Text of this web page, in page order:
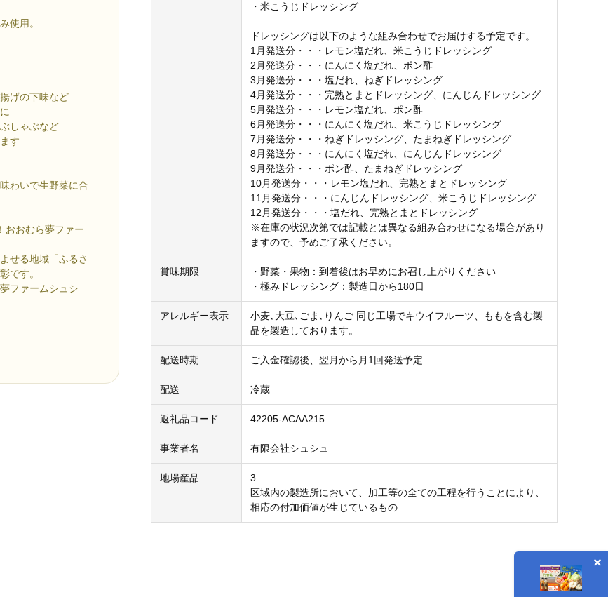
使用。
げの下味など
しゃぶなど
す
わいで生野菜に合
おおむら夢ファー
せる地域「ふるさ
です。
ファームシュシ
・米こうじドレッシング
ドレッシングは以下のような組み合わせでお届けする予定です。
1月発送分・・・レモン塩だれ、米こうじドレッシング
2月発送分・・・にんにく塩だれ、ポン酢
3月発送分・・・塩だれ、ねぎドレッシング
4月発送分・・・完熟とまとドレッシング、にんじんドレッシング
5月発送分・・・レモン塩だれ、ポン酢
6月発送分・・・にんにく塩だれ、米こうじドレッシング
7月発送分・・・ねぎドレッシング、たまねぎドレッシング
8月発送分・・・にんにく塩だれ、にんじんドレッシング
9月発送分・・・ポン酢、たまねぎドレッシング
10月発送分・・・レモン塩だれ、完熟とまとドレッシング
11月発送分・・・にんじんドレッシング、米こうじドレッシング
12月発送分・・・塩だれ、完熟とまとドレッシング
※在庫の状況次第では記載とは異なる組み合わせになる場合があり
ますので、予めご了承ください。
賞味期限
・野菜・果物：到着後はお早めにお召し上がりください
・極みドレッシング：製造日から180日
アレルギー表示
小麦､大豆､ごま､りんご 同じ工場でキウイフルーツ、ももを含む製
品を製造しております。
配送時期 ご入金確認後、翌月から月1回発送予定
配送 冷蔵
返礼品コード 42205-ACAA215
事業者名 有限会社シュシュ
地場産品
3
区域内の製造所において、加工等の全ての工程を行うことにより、
相応の付加価値が生じているもの